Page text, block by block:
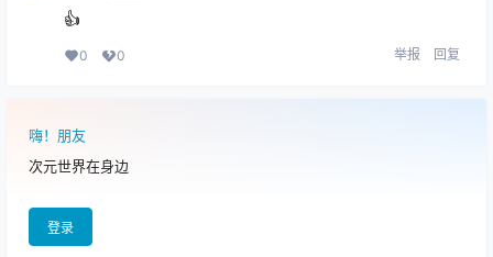
👍
0 0 举报 回复
嗨！朋友
次元世界在身边
登录